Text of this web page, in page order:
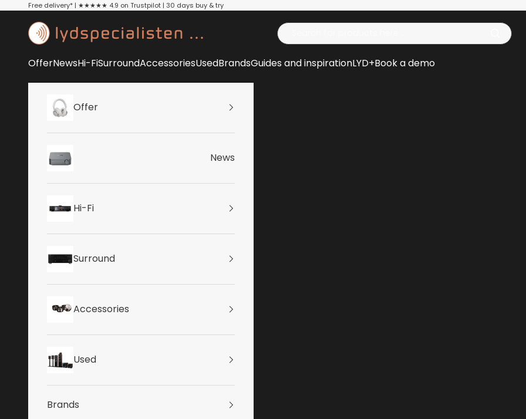
Skip to content
Free delivery* | ★★★★★ 4.9 on Trustpilot | 30 days buy & try
Lydspecialisten
OfferNewsHi-FiSurroundAccessoriesUsedBrandsGuides and inspirationLYD+Book a demo
Offer
News
Hi-Fi
Surround
Accessories
Used
Brands